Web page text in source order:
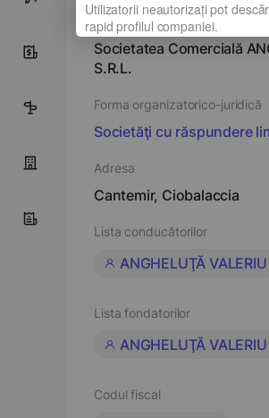
5
44
Denumirea completă
Societatea Comercială
S.R.L.
Forma organizatorico-juridică
Societăţi cu răspundere
Adresa
Cantemir, Ciobalaccia
Lista conducătorilor
ANGHELUŢĂ VALERIU
Lista fondatorilor
ANGHELUŢĂ VALERIU
Codul fiscal